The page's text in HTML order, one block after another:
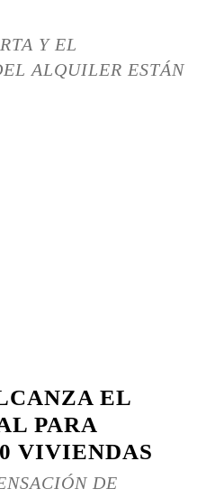
Y EL
ALQUILER ESTÁN
EL
PARA
VIVIENDAS
DE